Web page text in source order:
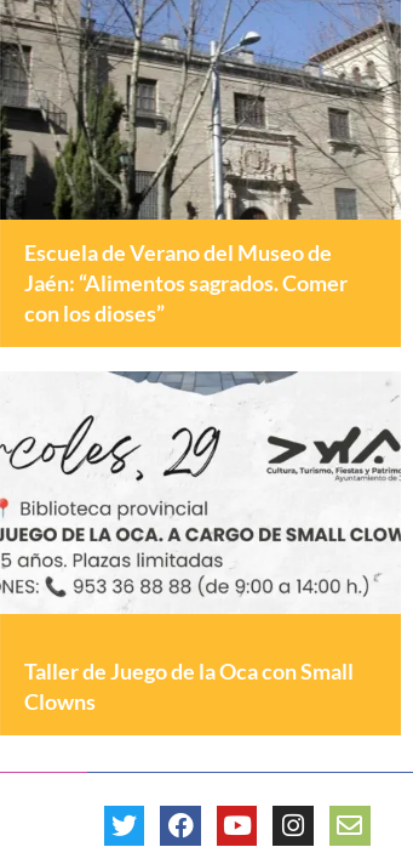
Escuela de Verano del Museo de
Jaén: “Alimentos sagrados. Comer
con los dioses”
Taller de Juego de la Oca con Small
Clowns